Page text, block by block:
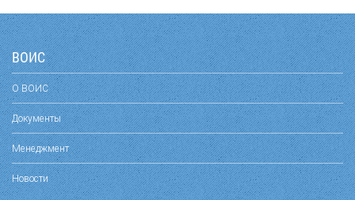
ВОИС
О ВОИС
Документы
Менеджмент
Новости